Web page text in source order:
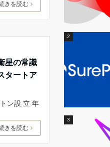
きを読む
星の常識
タートア
ン設 立 年
きを読む